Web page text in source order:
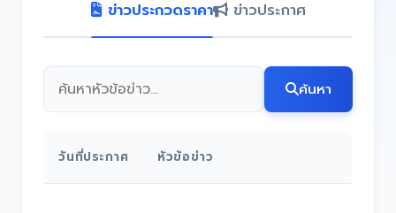
ข่าวประกวดราคา ข่าวประกาศ
ค้นหา
วันที่ประกาศ หัวข้อข่าว